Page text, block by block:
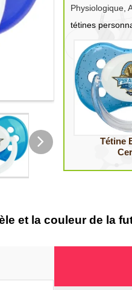
Physiologique,
tétines
Tétine
et la couleur de la